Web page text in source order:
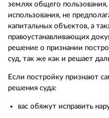
землях общего
использования, не
капитальных объектов, а
правоустанавливающих
решение о признании
суд, так же как и решает
Если постройку признают
решения суда:
вас обяжут исправить